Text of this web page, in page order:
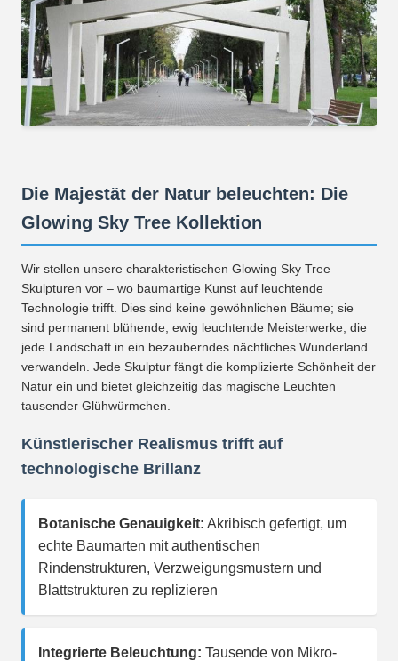
Die Majestät der Natur beleuchten: Die
Glowing Sky Tree Kollektion
Wir stellen unsere charakteristischen Glowing Sky Tree
Skulpturen vor – wo baumartige Kunst auf leuchtende
Technologie trifft. Dies sind keine gewöhnlichen Bäume; sie
sind permanent blühende, ewig leuchtende Meisterwerke, die
jede Landschaft in ein bezauberndes nächtliches Wunderland
verwandeln. Jede Skulptur fängt die komplizierte Schönheit der
Natur ein und bietet gleichzeitig das magische Leuchten
tausender Glühwürmchen.
Künstlerischer Realismus trifft auf
technologische Brillanz
Botanische Genauigkeit: Akribisch gefertigt, um
echte Baumarten mit authentischen
Rindenstrukturen, Verzweigungsmustern und
Blattstrukturen zu replizieren
Integrierte Beleuchtung: Tausende von Mikro-